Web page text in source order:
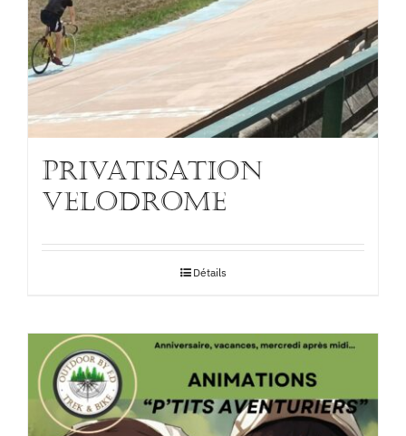
PRIVATISATION
VELODROME
Détails